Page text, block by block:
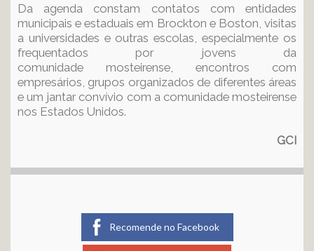
Da agenda constam contatos com entidades
municipais e estaduais em Brockton e Boston, visitas
a universidades e outras escolas, especialmente os
frequentados por jovens da
comunidade mosteirense, encontros com
empresários, grupos organizados de diferentes áreas
e um jantar convívio com a comunidade mosteirense
nos Estados Unidos.
GCI
Recomende no Facebook